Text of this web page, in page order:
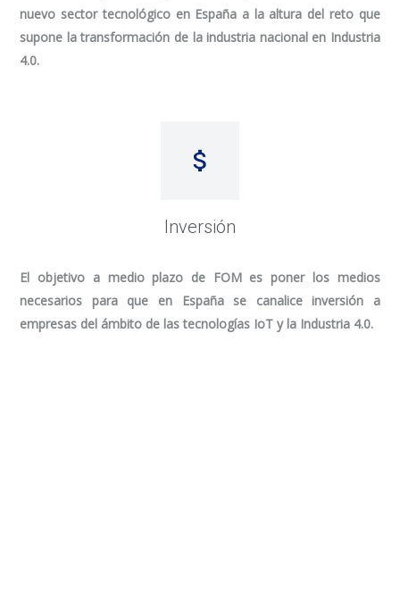
nuevo sector tecnológico en España a la altura del reto que
supone la transformación de la industria nacional en Industria
4.0.
Inversión
El objetivo a medio plazo de FOM es poner los medios
necesarios para que en España se canalice inversión a
empresas del ámbito de las tecnologías IoT y la Industria 4.0.